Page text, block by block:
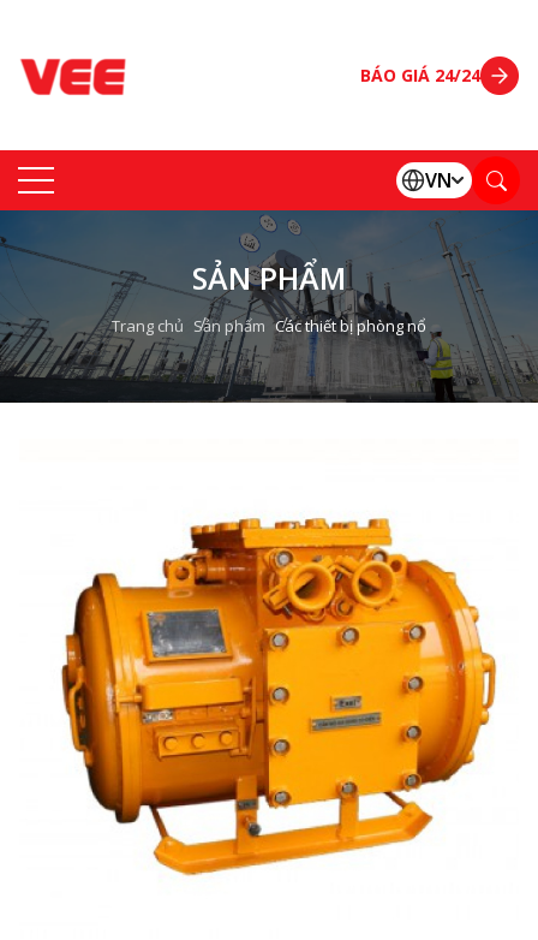
BÁO GIÁ 24/24
VN
SẢN PHẨM
Trang chủ Sản phẩm Các thiết bị phòng nổ